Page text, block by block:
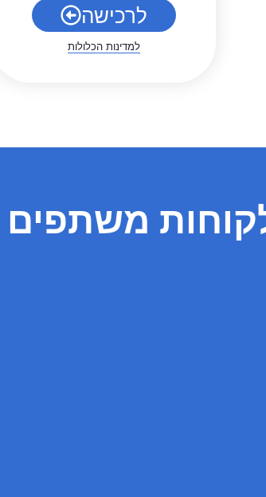
לרכישה
למדינות הכלולות
משתפים